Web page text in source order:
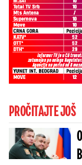
PROČITAJTE JOŠ